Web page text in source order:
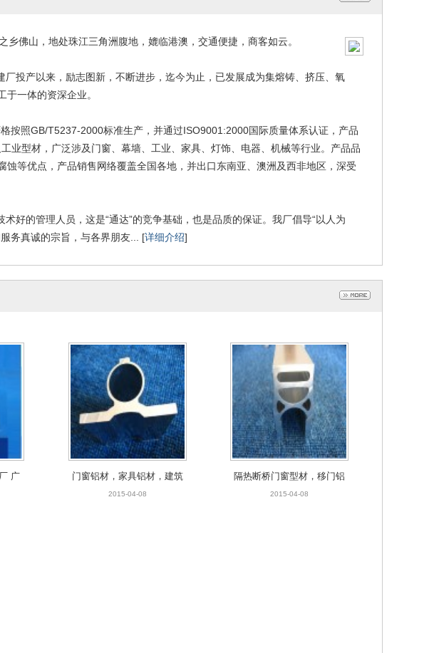
佛山，地处珠江三角洲腹地，媲临港澳，交通便捷，商客如云。
投产以来，励志图新，不断进步，迄今为止，已发展成为集熔铸、挤压、氧
一体的资深企业。
按照GB/T5237-2000标准生产，并通过ISO9001:2000国际质量体系认证，产品
业型材，广泛涉及门窗、幕墙、工业、家具、灯饰、电器、机械等行业。产品品
等优点，产品销售网络覆盖全国各地，并出口东南亚、澳洲及西非地区，深受
好的管理人员，这是“通达”的竞争基础，也是品质的保证。我厂倡导“以人为
务真诚的宗旨，与各界朋友... [详细介绍]
广
门窗铝材，家具铝材，建筑
铝材
2015-04-08
隔热断桥门窗型材，移门铝
材，幕墙铝材
2015-04-08